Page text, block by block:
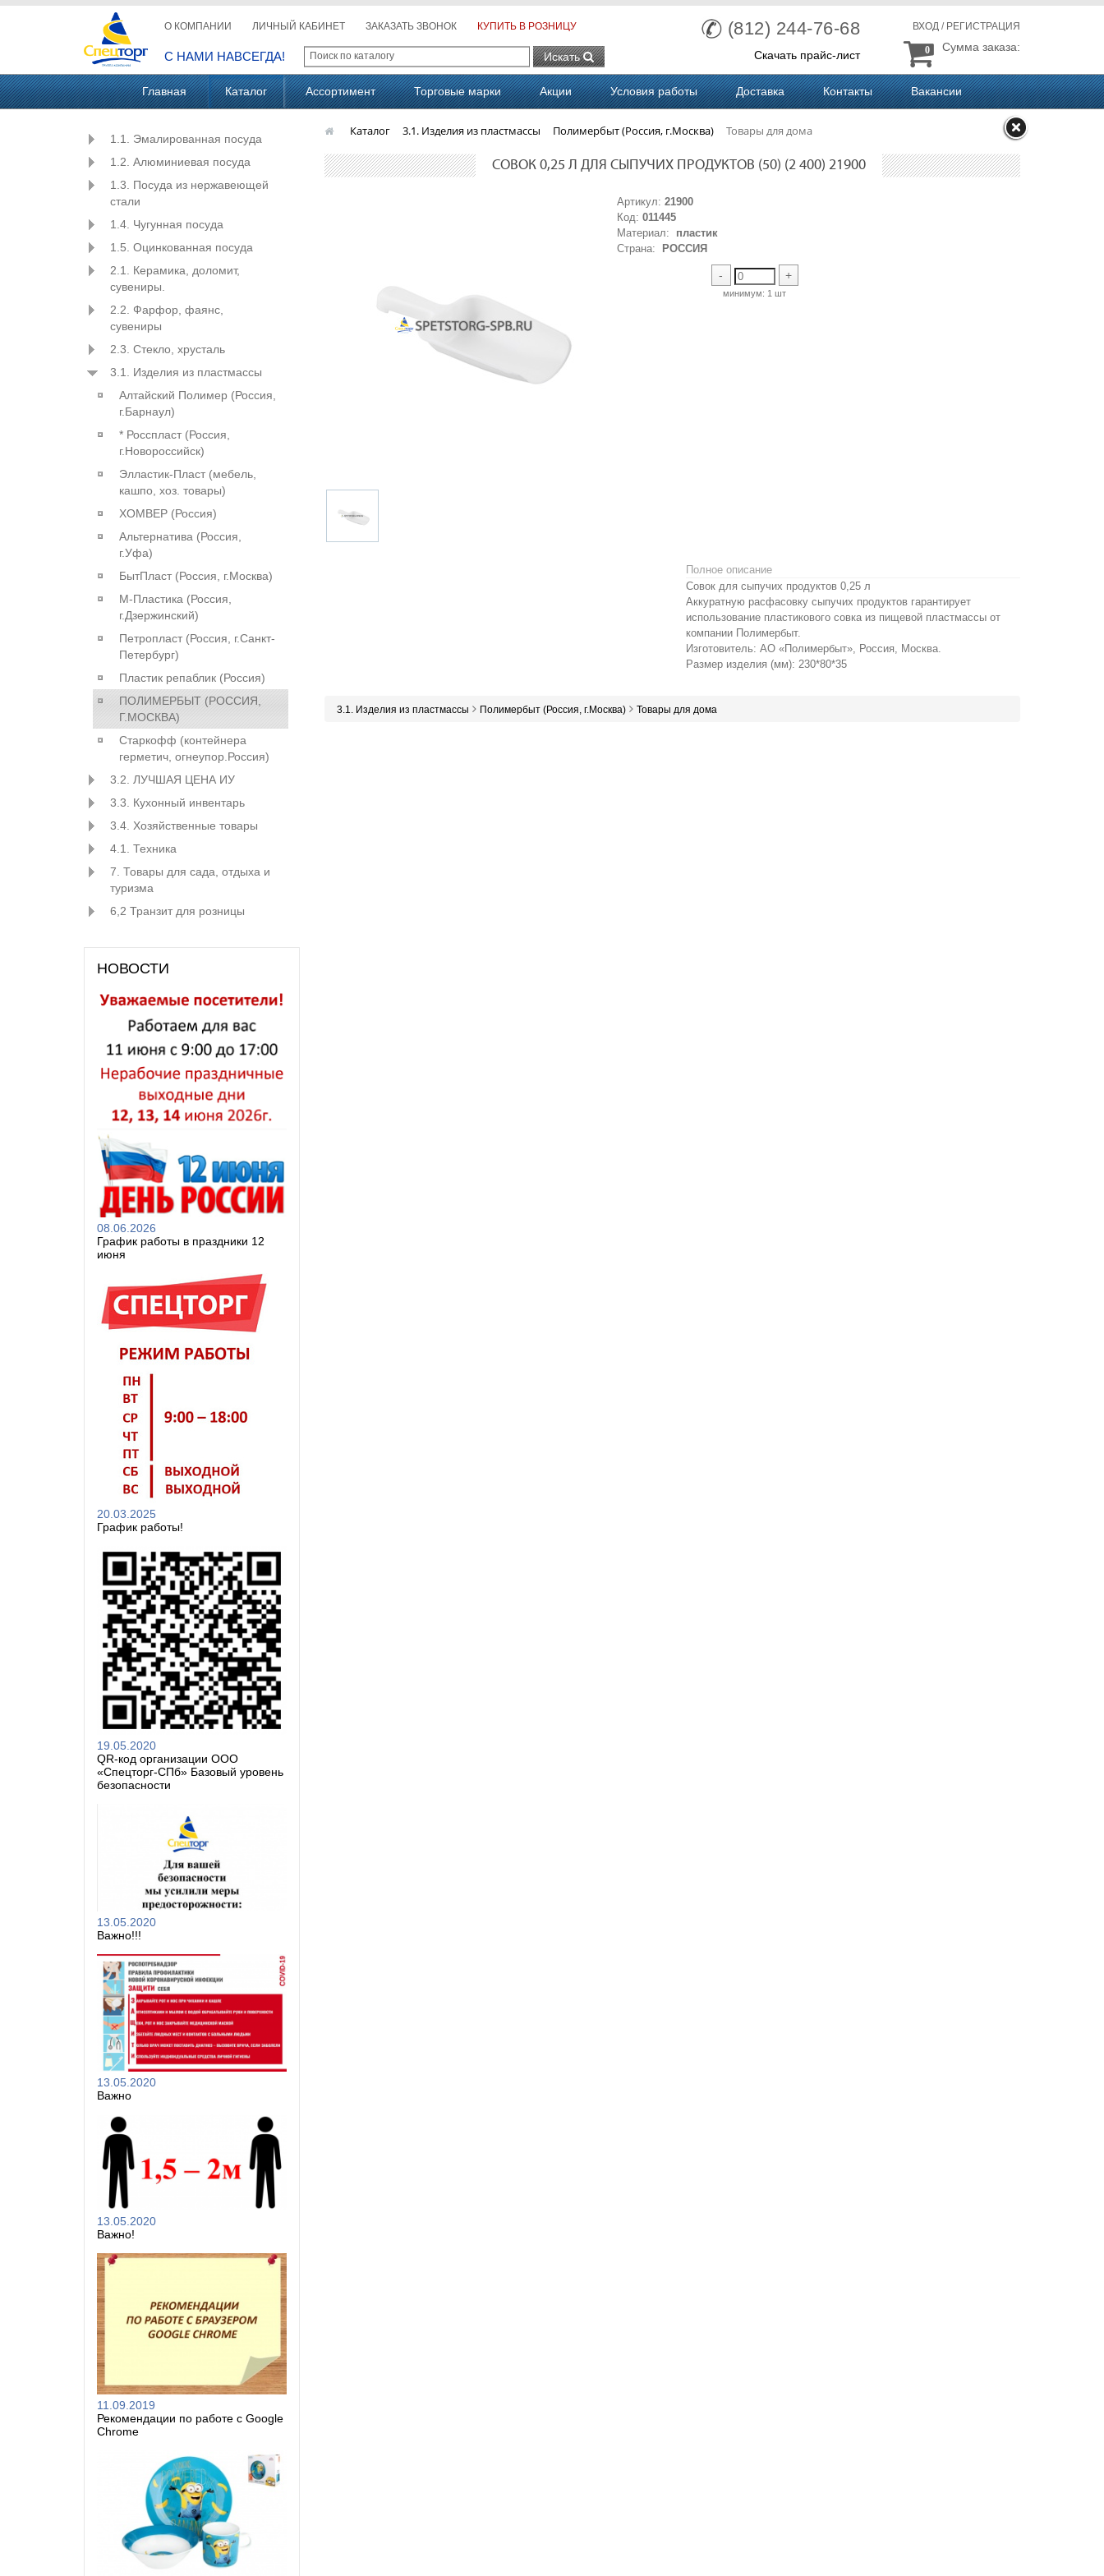
О КОМПАНИИ ЛИЧНЫЙ КАБИНЕТ ЗАКАЗАТЬ ЗВОНОК КУПИТЬ В РОЗНИЦУ
С НАМИ НАВСЕГДА! Искать
(812) 244-76-68
Скачать прайс-лист
ВХОД / РЕГИСТРАЦИЯ
Сумма заказа:
0
Главная Каталог Ассортимент Торговые марки Акции Условия работы Доставка Контакты Вакансии
1.1. Эмалированная посуда
1.2. Алюминиевая посуда
1.3. Посуда из нержавеющей
стали
1.4. Чугунная посуда
1.5. Оцинкованная посуда
2.1. Керамика, доломит,
сувениры.
2.2. Фарфор, фаянс,
сувениры
2.3. Стекло, хрусталь
3.1. Изделия из пластмассы
Алтайский Полимер (Россия,
г.Барнаул)
* Росспласт (Россия,
г.Новороссийск)
Элластик-Пласт (мебель,
кашпо, хоз. товары)
ХОМВЕР (Россия)
Альтернатива (Россия,
г.Уфа)
БытПласт (Россия, г.Москва)
М-Пластика (Россия,
г.Дзержинский)
Петропласт (Россия, г.Санкт-
Петербург)
Пластик репаблик (Россия)
ПОЛИМЕРБЫТ (РОССИЯ,
Г.МОСКВА)
Старкофф (контейнера
герметич, огнеупор.Россия)
3.2. ЛУЧШАЯ ЦЕНА ИУ
3.3. Кухонный инвентарь
3.4. Хозяйственные товары
4.1. Техника
7. Товары для сада, отдыха и
туризма
6,2 Транзит для розницы
НОВОСТИ
08.06.2026
График работы в праздники 12
июня
20.03.2025
График работы!
19.05.2020
QR-код организации ООО
«Спецторг-СПб» Базовый уровень
безопасности
13.05.2020
Важно!!!
13.05.2020
Важно
13.05.2020
Важно!
11.09.2019
Рекомендации по работе с Google
Chrome
Каталог 3.1. Изделия из пластмассы Полимербыт (Россия, г.Москва) Товары для дома
СОВОК 0,25 Л ДЛЯ СЫПУЧИХ ПРОДУКТОВ (50) (2 400) 21900
Артикул:21900
Код:011445
Материал:
пластик
Страна:
РОССИЯ
- +
минимум: 1 шт
Полное описание
Совок для сыпучих продуктов 0,25 л
Аккуратную расфасовку сыпучих продуктов гарантирует
использование пластикового совка из пищевой пластмассы от
компании Полимербыт.
Изготовитель: АО «Полимербыт», Россия, Москва.
Размер изделия (мм): 230*80*35
3.1. Изделия из пластмассы Полимербыт (Россия, г.Москва) Товары для дома